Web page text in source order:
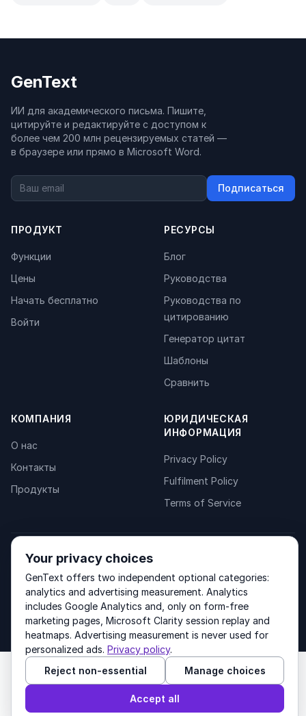
GenText
ИИ для академического письма. Пишите,
цитируйте и редактируйте с доступом к
более чем 200 млн рецензируемых статей —
в браузере или прямо в Microsoft Word.
Подписаться
ПРОДУКТ
Функции
Цены
Начать бесплатно
Войти
РЕСУРСЫ
Блог
Руководства
Руководства по
цитированию
Генератор цитат
Шаблоны
Сравнить
КОМПАНИЯ
О нас
Контакты
Продукты
ЮРИДИЧЕСКАЯ
ИНФОРМАЦИЯ
Privacy Policy
Fulfilment Policy
Terms of Service
Other products by GenText Group:LexDraft
© 2026 GenText Group Inc. Все права защищены.
Your privacy choices
GenText offers two independent optional categories:
analytics and advertising measurement. Analytics
includes Google Analytics and, only on form-free
marketing pages, Microsoft Clarity session replay and
heatmaps. Advertising measurement is never used for
personalized ads. Privacy policy.
Reject non-essential
Manage choices
Accept all